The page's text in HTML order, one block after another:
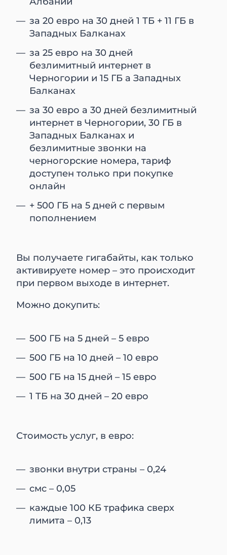
за 20 евро на 30 дней 1 ТБ + 11 ГБ в
Западных Балканах
за 25 евро на 30 дней
безлимитный интернет в
Черногории и 15 ГБ а Западных
Балканах
за 30 евро а 30 дней безлимитный
интернет в Черногории, 30 ГБ в
Западных Балканах и
безлимитные звонки на
черногорские номера, тариф
доступен только при покупке
онлайн
+ 500 ГБ на 5 дней с первым
пополнением
Вы получаете гигабайты, как только
активируете номер – это происходит
при первом выходе в интернет.
Можно докупить:
500 ГБ на 5 дней – 5 евро
500 ГБ на 10 дней – 10 евро
500 ГБ на 15 дней – 15 евро
1 ТБ на 30 дней – 20 евро
Стоимость услуг, в евро:
звонки внутри страны – 0,24
смс – 0,05
каждые 100 КБ трафика сверх
лимита – 0,13